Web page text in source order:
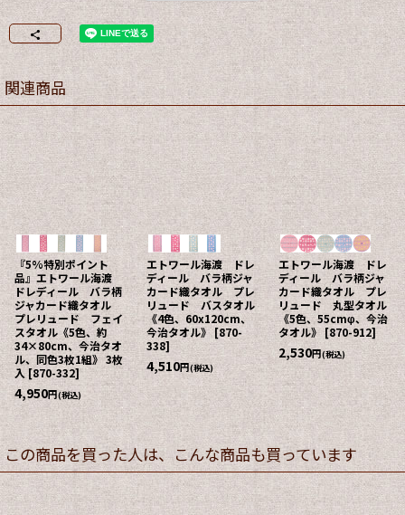
関連商品
『5%特別ポイント
品』エトワール海渡
ドレディール バラ柄
ジャカード織タオル
プレリュード フェイ
スタオル《5色、約
34×80cm、今治タオ
ル、同色3枚1組》 3枚
入 [870-332]
4,950円(税込)
エトワール海渡 ドレ
ディール バラ柄ジャ
カード織タオル プレ
リュード バスタオル
《4色、60x120cm、
今治タオル》 [870-
338]
4,510円(税込)
エトワール海渡 ドレ
ディール バラ柄ジャ
カード織タオル プレ
リュード 丸型タオル
《5色、55cmφ、今治
タオル》 [870-912]
2,530円(税込)
この商品を買った人は、こんな商品も買っています